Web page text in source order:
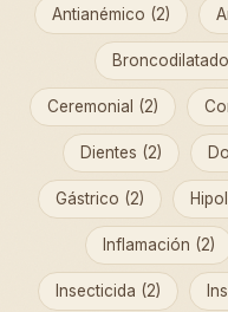
Antianémico (2)
Ceremonial (2)
Dientes (2)
Gástrico (2)
Inflamación (2)
Insecticida (2)